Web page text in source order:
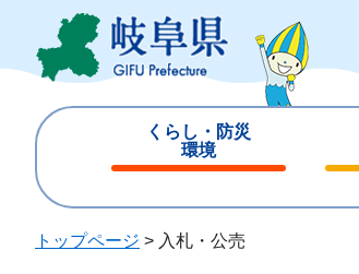
ジ
ュ
くらし・防災
環境
じ
じ
トップページ > 入札・公売